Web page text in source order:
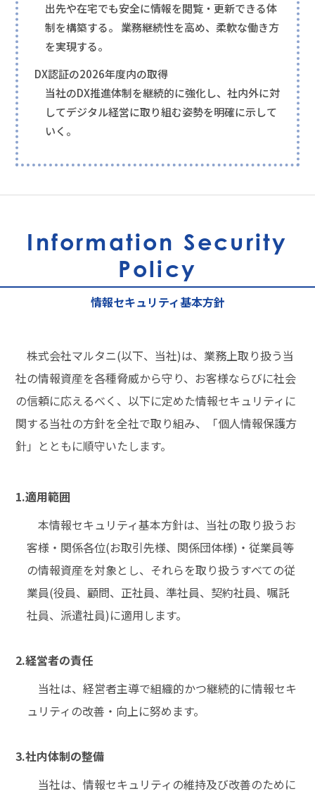
出先や在宅でも安全に情報を閲覧・更新できる体
制を構築する。 業務継続性を高め、柔軟な働き方
を実現する。
DX認証の2026年度内の取得
当社のDX推進体制を継続的に強化し、社内外に対
してデジタル経営に取り組む姿勢を明確に示して
いく。
Information Security
Policy
情報セキュリティ基本方針
株式会社マルタニ(以下、当社)は、業務上取り扱う当
社の情報資産を各種脅威から守り、お客様ならびに社会
の信頼に応えるべく、以下に定めた情報セキュリティに
関する当社の方針を全社で取り組み、「個人情報保護方
針」とともに順守いたします。
1.適用範囲
本情報セキュリティ基本方針は、当社の取り扱うお
客様・関係各位(お取引先様、関係団体様)・従業員等
の情報資産を対象とし、それらを取り扱うすべての従
業員(役員、顧問、正社員、準社員、契約社員、嘱託
社員、派遣社員)に適用します。
2.経営者の責任
当社は、経営者主導で組織的かつ継続的に情報セキ
ュリティの改善・向上に努めます。
3.社内体制の整備
当社は、情報セキュリティの維持及び改善のために